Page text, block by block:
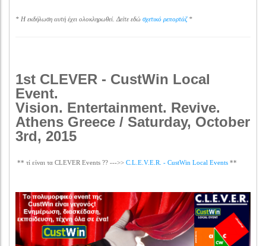
* Η εκδήλωση αυτή έχει ολοκληρωθεί. Δείτε εδώ σχετικό ρεπορτάζ*
1st CLEVER - CustWin Local
Event.
Vision. Entertainment. Revive.
Athens Greece / Saturday, October
3rd, 2015
** τί είναι τα CLEVER Events ?? --->> C.L.E.V.E.R. - CustWin Local Events **